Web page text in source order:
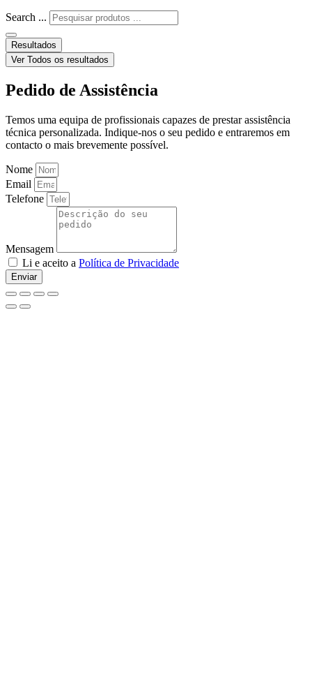
Search ...
Resultados
Ver Todos os resultados
Pedido de Assistência
Temos uma equipa de profissionais capazes de prestar assistência
técnica personalizada. Indique-nos o seu pedido e entraremos em
contacto o mais brevemente possível.
Nome
Email
Telefone
Mensagem
Li e aceito a Política de Privacidade
Enviar